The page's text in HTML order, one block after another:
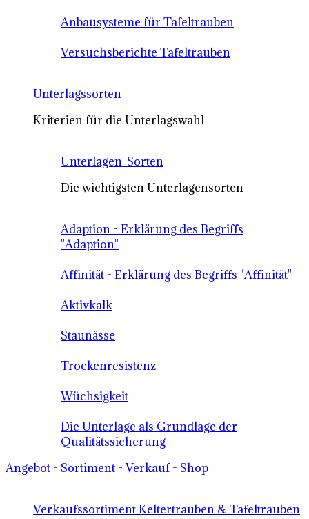
Anbausysteme für Tafeltrauben
Versuchsberichte Tafeltrauben
Unterlagssorten
Kriterien für die Unterlagswahl
Unterlagen-Sorten
Die wichtigsten Unterlagensorten
Adaption - Erklärung des Begriffs
"Adaption"
Affinität - Erklärung des Begriffs "Affinität"
Aktivkalk
Staunässe
Trockenresistenz
Wüchsigkeit
Die Unterlage als Grundlage der
Qualitätssicherung
Angebot - Sortiment - Verkauf - Shop
Verkaufssortiment Keltertrauben & Tafeltrauben